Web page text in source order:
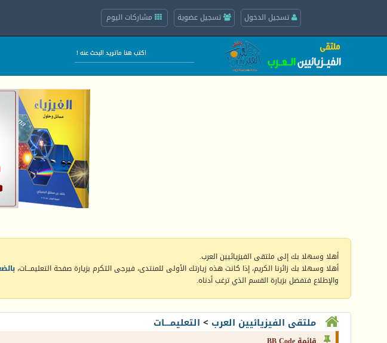
تسجيل الدخول تسجيل عضوية مشاركات اليوم
أهلا وسهلا بك إلى ملتقى الفيزيائيين العرب.
أهلا وسهلا بك زائرنا الكريم، إذا كانت هذه زيارتك الأولى للمنتدى، فيرجى التكرم بزيارة صفحة التعليمـــات،
والإطلاع فتفضل بزيارة القسم الذي ترغب أدناه.
ملتقى الفيزيائيين العرب > التعليمـــات